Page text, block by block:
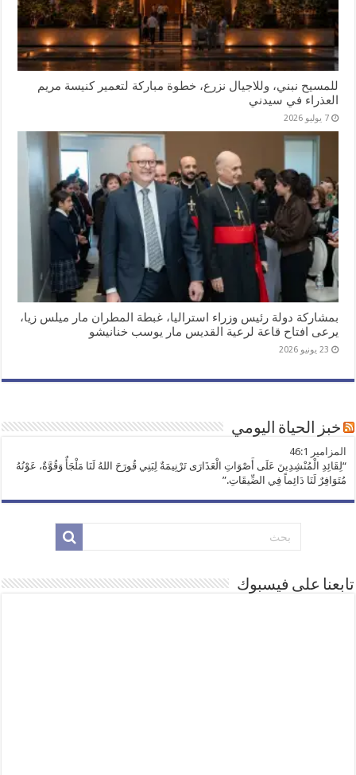
للمسيح نبني، وللاجيال نزرع، خطوة مباركة لتعمير كنيسة مريم
العذراء في سيدني
7 يوليو 2026
بمشاركة دولة رئيس وزراء استراليا، غبطة المطران مار ميلس زيا،
يرعى افتاح قاعة لرعية القديس مار يوسب خنانيشو
23 يونيو 2026
خبز الحياة اليومي
ﺍﻟﻤﺰﺍﻣﻴﺮ 46:1
“لِقَائِدِ الْمُنْشِدِينَ عَلَى أَصْوَاتِ الْعَذَارَى تَرْنِيمَةٌ لِبَنِي قُورَحَ اللهُ لَنَا مَلْجَأٌ وَقُوَّةٌ، عَوْنُهُ
مُتَوَافِرٌ لَنَا دَائِماً فِي الضِّيقَاتِ.”
تابعنا على فيسبوك